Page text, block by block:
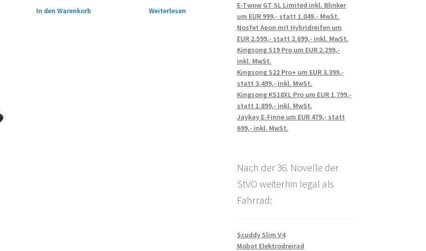
In den Warenkorb Weiterlesen
E-Twow GT SL Limited inkl. Blinker
um EUR 999,- statt 1.049,- MwSt.
Nosfet Aeon mit Hybridreifen um
EUR 2.599,- statt 2.699,- inkl. MwSt.
Kingsong S19 Pro um EUR 2.299,-
inkl. MwSt.
Kingsong S22 Pro+ um EUR 3.399,-
statt 3.499,- inkl. MwSt.
Kingsong KS18XL Pro um EUR 1.799,-
statt 1.899,- inkl. MwSt.
Jaykay E-Finne um EUR 479,- statt
699,- inkl. MwSt.
Nach der 36. Novelle der
StVO weiterhin legal als
Fahrrad:
Scuddy Slim V4
Mobot Elektrodreirad